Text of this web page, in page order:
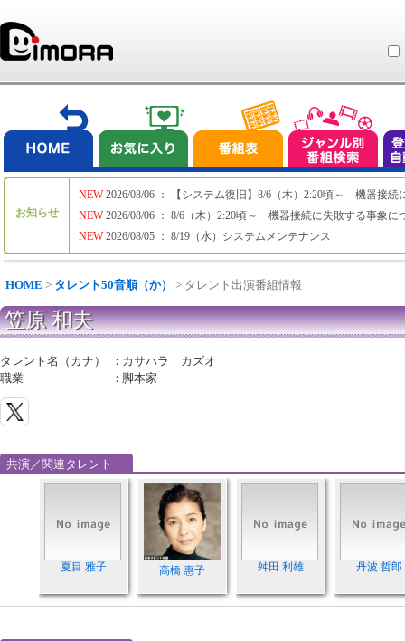
お知らせ
NEW
NEW
NEW
2026/08/06 ： 【システム復旧】8/6（木）2:20頃～ 機器接続
2026/08/06 ： 8/6（木）2:20頃～ 機器接続に失敗する事象に
2026/08/05 ： 8/19（水）システムメンテナンス
HOME > タレント50音順（か） > タレント出演番組情報
笠原 和夫
タレント名（カナ） ： カサハラ カズオ
職業
： 脚本家
共演／関連タレント
夏目 雅子 高橋 惠子 舛田 利雄 丹波 哲郎